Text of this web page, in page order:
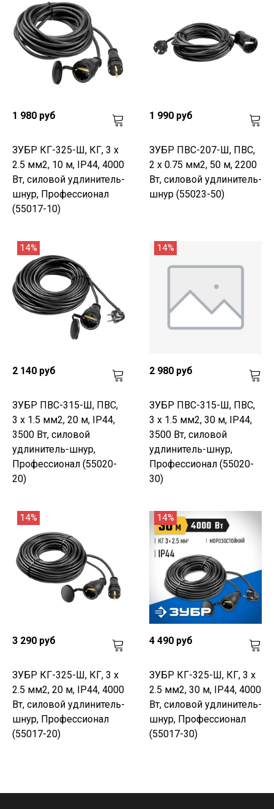
1 980 руб
ЗУБР КГ-325-Ш, КГ, 3 х
2.5 мм2, 10 м, IP44, 4000
Вт, силовой удлинитель-
шнур, Профессионал
(55017-10)
1 990 руб
ЗУБР ПВС-207-Ш, ПВС,
2 x 0.75 мм2, 50 м, 2200
Вт, силовой удлинитель-
шнур (55023-50)
14%
2 140 руб
ЗУБР ПВС-315-Ш, ПВС,
3 х 1.5 мм2, 20 м, IP44,
3500 Вт, силовой
удлинитель-шнур,
Профессионал (55020-
20)
14%
2 980 руб
ЗУБР ПВС-315-Ш, ПВС,
3 х 1.5 мм2, 30 м, IP44,
3500 Вт, силовой
удлинитель-шнур,
Профессионал (55020-
30)
14%
3 290 руб
ЗУБР КГ-325-Ш, КГ, 3 х
2.5 мм2, 20 м, IP44, 4000
Вт, силовой удлинитель-
шнур, Профессионал
(55017-20)
14%
4 490 руб
ЗУБР КГ-325-Ш, КГ, 3 х
2.5 мм2, 30 м, IP44, 4000
Вт, силовой удлинитель-
шнур, Профессионал
(55017-30)